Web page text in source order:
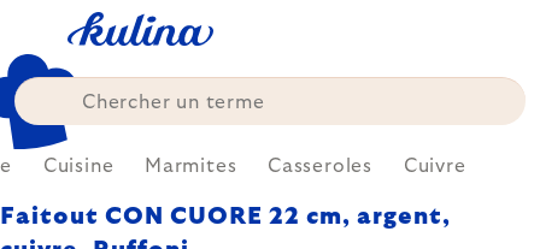
content
Cuisine Marmites Casseroles Cuivre
Faitout CON CUORE 22 cm, argent,